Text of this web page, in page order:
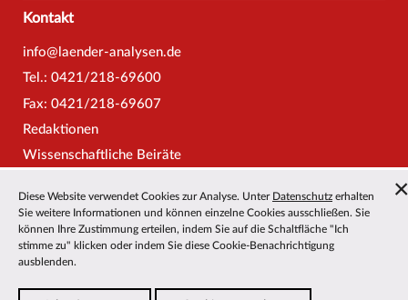
Kontakt
info@laender-analysen.de
Tel.: 0421/218-69600
Fax: 0421/218-69607
Redaktionen
Wissenschaftliche Beiräte
Datenschutz
—Impressum Barrierefreiheit
Diese Website verwendet Cookies zur Analyse. Unter Datenschutz erhalten
Sie weitere Informationen und können einzelne Cookies ausschließen. Sie
können Ihre Zustimmung erteilen, indem Sie auf die Schaltfläche "Ich
stimme zu" klicken oder indem Sie diese Cookie-Benachrichtigung
ausblenden.